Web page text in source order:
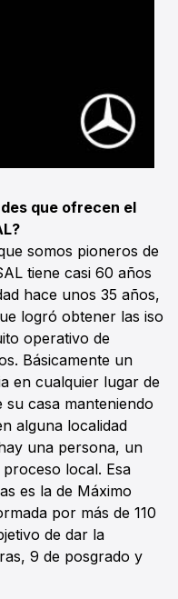
que ofrecen el
somos pioneros de
tiene casi 60 años
hace unos 35 años,
logró obtener las iso
operativo de
Básicamente un
en cualquier lugar de
su casa manteniendo
alguna localidad
una persona, un
local. Esa
es la de Máximo
por más de 110
de dar la
9 de posgrado y